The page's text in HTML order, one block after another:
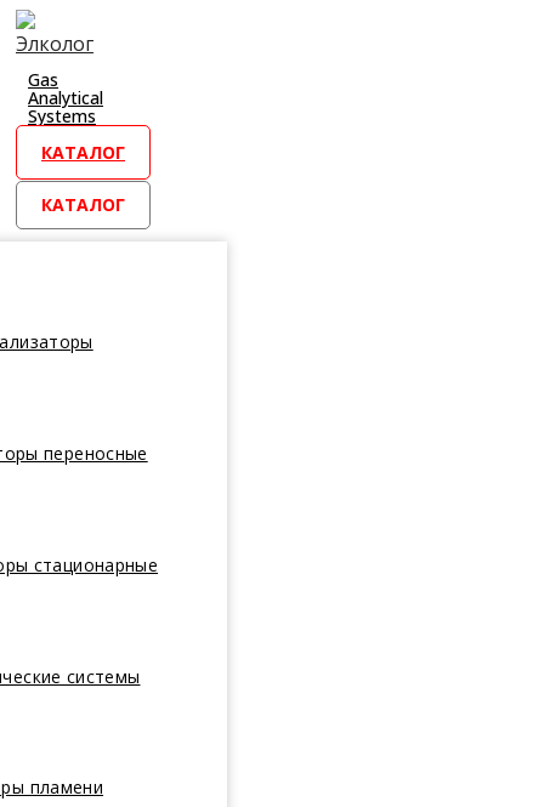
Перейти
к
контенту
Gas
Analytical
Systems
КАТАЛОГ
КАТАЛОГ
переносные
стационарные
системы
пламени